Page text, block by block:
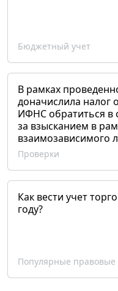
Бюджетный учет
В рамках
доначислила налог
ИФНС обратиться в
за взысканием в
взаимозависимого
Проверки
Как вести учет
году?
Популярные правовые